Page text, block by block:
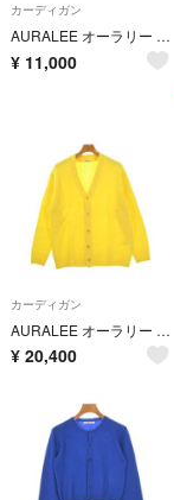
カーディガン
AURALEE オーラリー カーディガン M 黒 【古着】【中古】【送料無料】
¥ 11,000
カーディガン
AURALEE オーラリー カーディガン M 黄 【古着】【中古】【送料無料】
¥ 20,400